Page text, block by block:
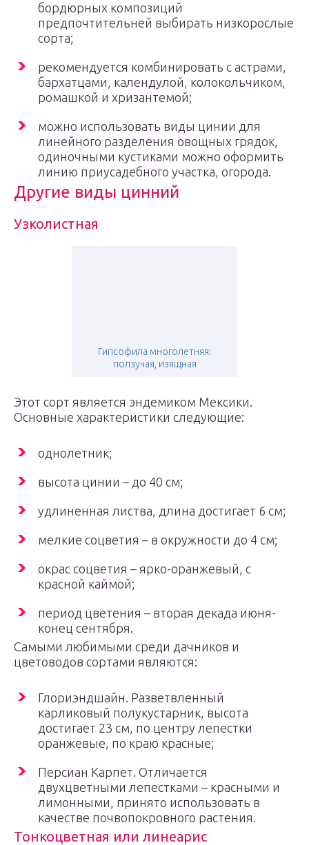
бордюрных композиций
предпочтительней выбирать низкорослые
сорта;
рекомендуется комбинировать с астрами,
бархатцами, календулой, колокольчиком,
ромашкой и хризантемой;
можно использовать виды цинии для
линейного разделения овощных грядок,
одиночными кустиками можно оформить
линию приусадебного участка, огорода.
Другие виды цинний
Узколистная
Гипсофила многолетняя:
ползучая, изящная
Этот сорт является эндемиком Мексики.
Основные характеристики следующие:
однолетник;
высота цинии – до 40 см;
удлиненная листва, длина достигает 6 см;
мелкие соцветия – в окружности до 4 см;
окрас соцветия – ярко-оранжевый, с
красной каймой;
период цветения – вторая декада июня-
конец сентября.
Самыми любимыми среди дачников и
цветоводов сортами являются:
Глориэндшайн. Разветвленный
карликовый полукустарник, высота
достигает 23 см, по центру лепестки
оранжевые, по краю красные;
Персиан Карпет. Отличается
двухцветными лепестками – красными и
лимонными, принято использовать в
качестве почвопокровного растения.
Тонкоцветная или линеарис